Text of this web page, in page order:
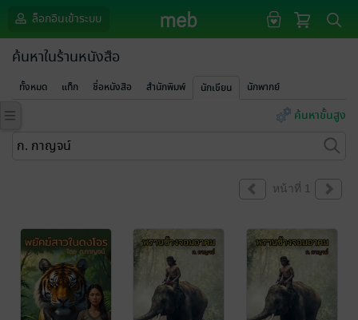
ล็อกอินเข้าระบบ
ค้นหาในร้านหนังสือ
ทั้งหมด แท็ก ชื่อหนังสือ สำนักพิมพ์ นักเขียน นักพากย์
ค้นหาขั้นสูง
หน้าที่ 1